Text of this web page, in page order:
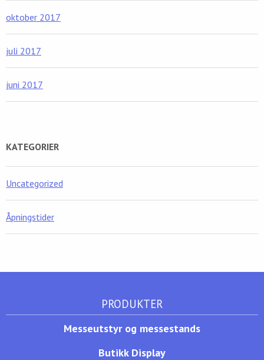
oktober 2017
juli 2017
juni 2017
KATEGORIER
Uncategorized
Åpningstider
PRODUKTER
Messeutstyr og messestands
Butikk Display